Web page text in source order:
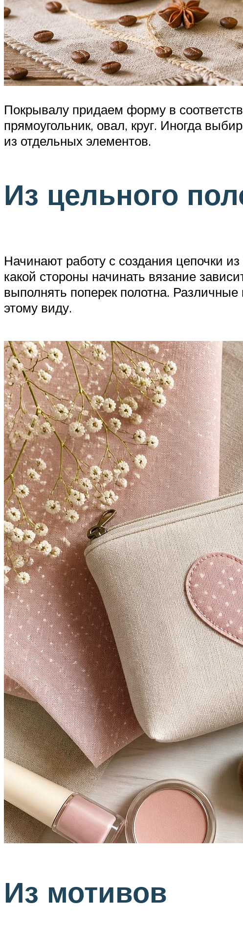
Покрывалу придаем форму в
прямоугольник, овал, круг. Иногда
из отдельных элементов.
Из цельного
Начинают работу с создания цепочки
какой стороны начинать вязание
выполнять поперек полотна.
этому виду.
Из мотивов